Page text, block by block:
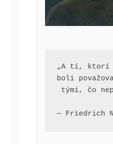
„A tí, ktorí
boli
tými, čo
— Friedrich